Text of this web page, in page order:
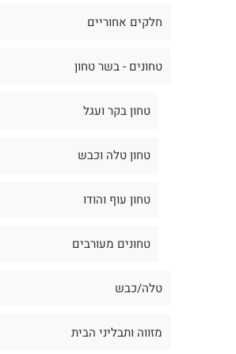
חלקים אחוריים
טחונים - בשר טחון
טחון בקר ועגל
טחון טלה וכבש
טחון עוף והודו
טחונים מעורבים
טלה/כבש
מזווה ותבליני הבית